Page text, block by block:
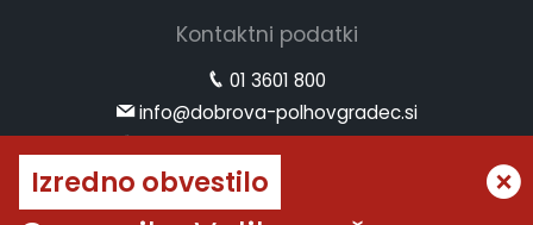
Izredno obvestilo
Kontaktni podatki
01 3601 800
info@dobrova-polhovgradec.si